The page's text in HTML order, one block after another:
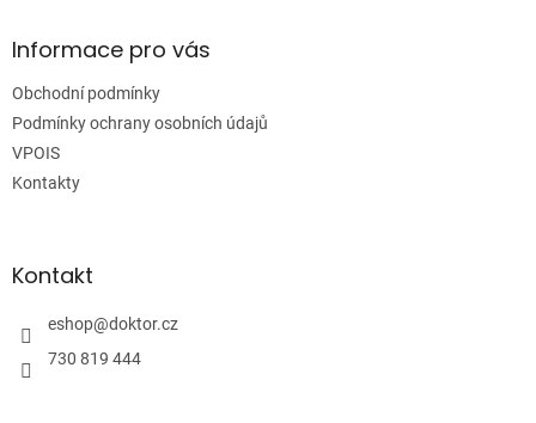
aInformace pro vás
Obchodní podmínky
Podmínky ochrany osobních údajů
VPOIS
Kontakty
Kontakt
eshop@doktor.cz
730 819 444